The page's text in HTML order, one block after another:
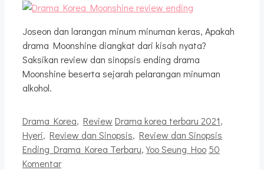
Joseon dan larangan minum minuman keras, Apakah
drama Moonshine diangkat dari kisah nyata?
Saksikan review dan sinopsis ending drama
Moonshine beserta sejarah pelarangan minuman
alkohol.
Kategori
Drama Korea, Review Tag
Drama korea terbaru 2021,
Hyeri, Review dan Sinopsis, Review dan Sinopsis
Ending Drama Korea Terbaru,Yoo Seung Hoo 50
Komentar